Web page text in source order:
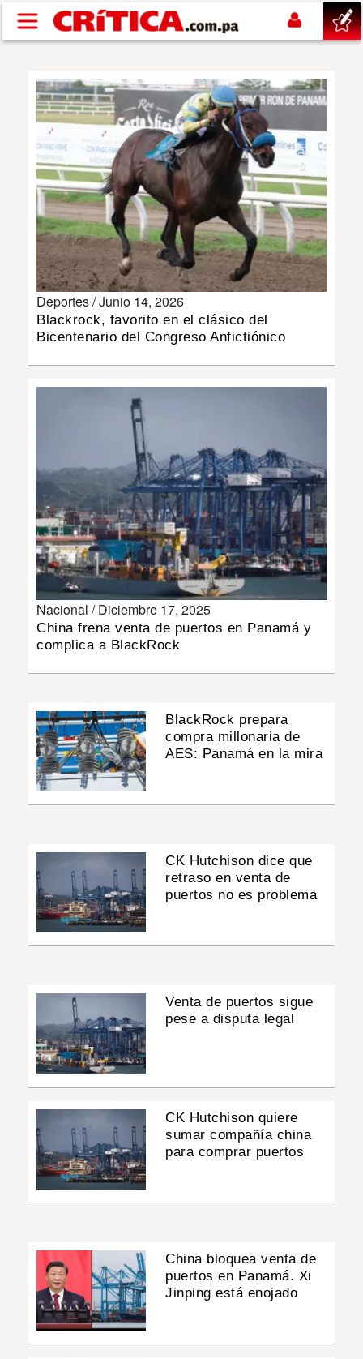
Pasar al contenido principal
SUCESOS
NACIONAL
POLÍTICA
SHOW
DEPORTES
IMPRESO
Deportes /Junio 14, 2026
Blackrock, favorito en el clásico del
Bicentenario del Congreso Anfictiónico
Nacional /Diciembre 17, 2025
China frena venta de puertos en Panamá y
complica a BlackRock
BlackRock prepara
compra millonaria de
AES: Panamá en la mira
CK Hutchison dice que
retraso en venta de
puertos no es problema
Venta de puertos sigue
pese a disputa legal
CK Hutchison quiere
sumar compañía china
para comprar puertos
China bloquea venta de
puertos en Panamá. Xi
Jinping está enojado